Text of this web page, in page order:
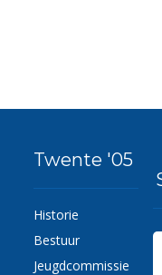
Twente '05
Historie
Bestuur
Jeugdcommissie